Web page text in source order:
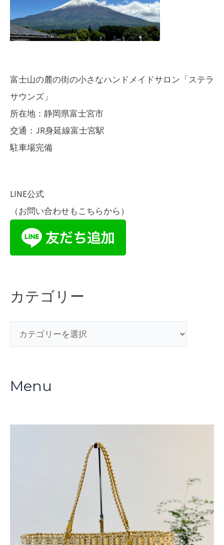
富士山の麓の街の小さなハンドメイドサロン「ステラ
サウンズ」
所在地：静岡県富士宮市
交通：JR身延線富士宮駅
駐車場完備
LINE公式
（お問い合わせもこちらから）
カテゴリー
テ
リ
Menu